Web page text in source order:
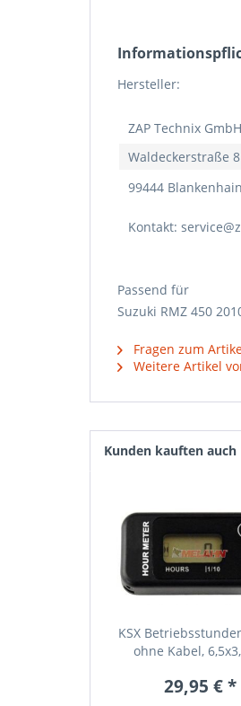
Hersteller:
ZAP Technix GmbH
Waldeckerstraße 8
99444
Kontakt:
Passend für
Suzuki RMZ 450
Fragen zum
Weitere Artikel
Kunden kauften auch
KSX
ohne Kabel,
29,95 € *